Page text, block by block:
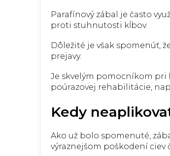
Parafínový zábal je často
proti stuhnutosti kĺbov.
Dôležité je však spomenúť,
prejavy.
Je skvelým pomocníkom pri
poúrazovej rehabilitácie,
Kedy
Ako už bolo spomenuté,
výraznejšom poškodení ciev